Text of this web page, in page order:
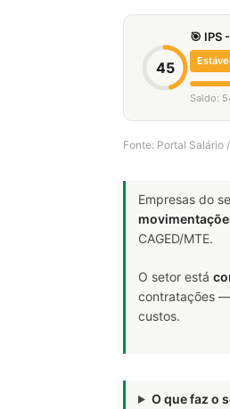
45
🎯 IPS
Saldo:
Fonte: Portal Salário
Empresas do
CAGED/MTE.
O setor está
contratações —
custos.
O que faz o